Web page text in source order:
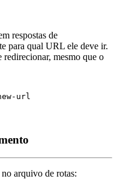
respostas de
para qual URL ele deve ir.
redirecionar, mesmo que o
arquivo de rotas: